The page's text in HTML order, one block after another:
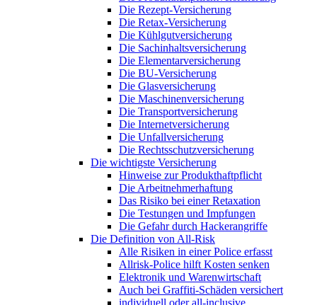
Die Rezept-Versicherung
Die Retax-Versicherung
Die Kühlgutversicherung
Die Sachinhaltsversicherung
Die Elementarversicherung
Die BU-Versicherung
Die Glasversicherung
Die Maschinenversicherung
Die Transportversicherung
Die Internetversicherung
Die Unfallversicherung
Die Rechtsschutzversicherung
Die wichtigste Versicherung
Hinweise zur Produkthaftpflicht
Die Arbeitnehmerhaftung
Das Risiko bei einer Retaxation
Die Testungen und Impfungen
Die Gefahr durch Hackerangriffe
Die Definition von All-Risk
Alle Risiken in einer Police erfasst
Allrisk-Police hilft Kosten senken
Elektronik und Warenwirtschaft
Auch bei Graffiti-Schäden versichert
individuell oder all-inclusive